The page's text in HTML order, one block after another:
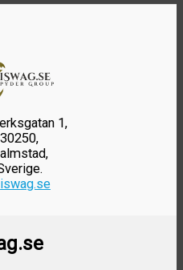
väljas
1,
30250,
iswag.se